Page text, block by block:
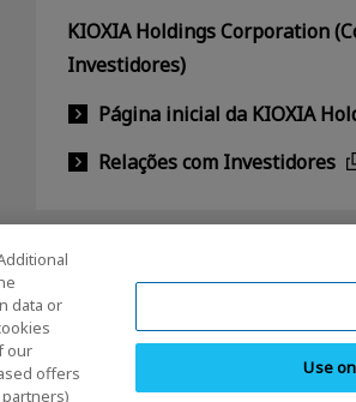
KIOXIA Holdings Corporation
Investidores)
Página inicial da KIOXIA
Relações com Investidores
data or
our
offers
Use